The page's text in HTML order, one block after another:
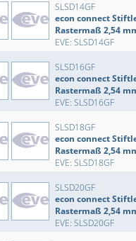
SLSD14GF
econ connect
Rastermaß 2,54
EVE: SLSD14GF
SLSD16GF
econ connect
Rastermaß 2,54
EVE: SLSD16GF
SLSD18GF
econ connect
Rastermaß 2,54
EVE: SLSD18GF
SLSD20GF
econ connect
Rastermaß 2,54
EVE: SLSD20GF